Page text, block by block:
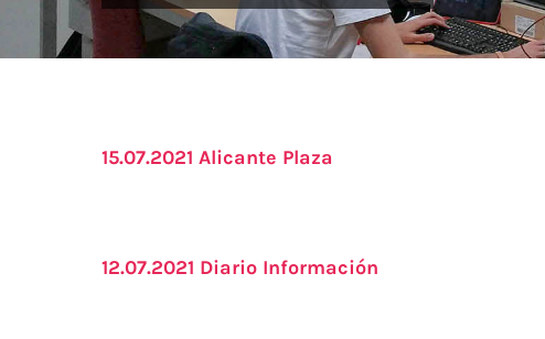
15.07.2021 Alicante Plaza
12.07.2021 Diario Información